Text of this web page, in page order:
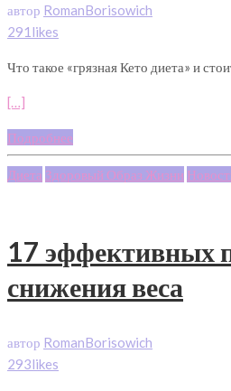
автор RomanBorisowich
291likes
Что такое «грязная Кето диета» и
[…]
Подробнее
Диета Здоровый Образ Жизни
17 эффективных
снижения веса
автор RomanBorisowich
293likes